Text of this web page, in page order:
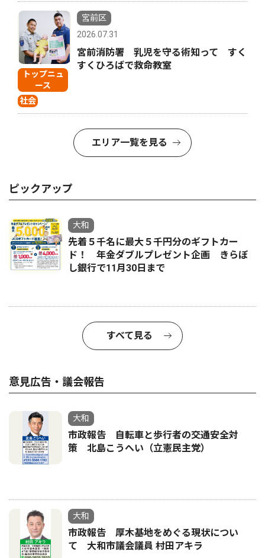
トップニュ
ース
社会
宮前区
2026.07.31
宮前消防署 乳児を守る術知って すく
すくひろばで救命教室
エリア一覧を見る
ピックアップ
大和
先着５千名に最大５千円分のギフトカー
ド！ 年金ダブルプレゼント企画 きらぼ
し銀行で11月30日まで
すべて見る
意見広告・議会報告
大和
市政報告 自転車と歩行者の交通安全対
策 北島こうへい（立憲民主党）
大和
市政報告 厚木基地をめぐる現状につい
て 大和市議会議員 村田アキラ